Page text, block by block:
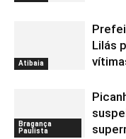
Atibaia
Lilás
Bragança
Paulista